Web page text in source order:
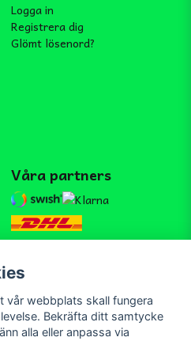
Logga in
Registrera dig
Glömt lösenord?
Våra partners
vår webbplats skall fungera
Bekräfta ditt samtycke
alla eller anpassa via